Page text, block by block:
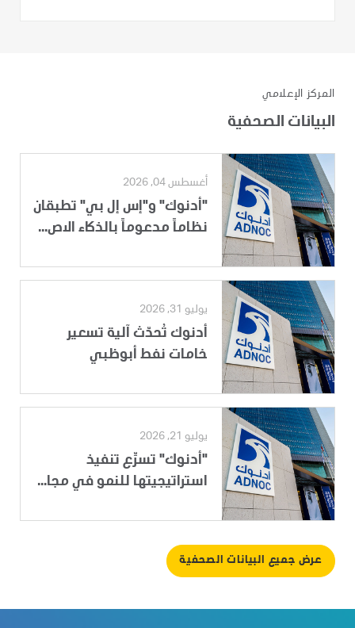
المركز الإعلامي
البيانات الصحفية
أغسطس 04, 2026
"أدنوك" و"إس إل بي" تطبقان
نظاماً مدعوماً بالذكاء الاص...
يوليو 31, 2026
أدنوك تُحدّث آلية تسعير
خامات نفط أبوظبي
يوليو 21, 2026
"أدنوك" تسرِّع تنفيذ
استراتيجيتها للنمو في مجا...
عرض جميع البيانات الصحفية